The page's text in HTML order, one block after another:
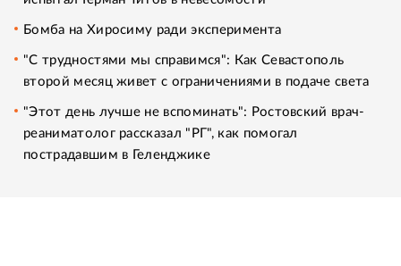
Бомба на Хиросиму ради эксперимента
"С трудностями мы справимся": Как Севастополь
второй месяц живет с ограничениями в подаче света
"Этот день лучше не вспоминать": Ростовский врач-
реаниматолог рассказал "РГ", как помогал
пострадавшим в Геленджике